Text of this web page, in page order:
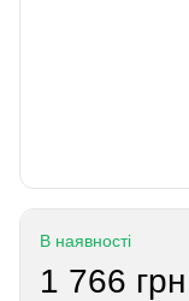
В наявності
1 766 грн